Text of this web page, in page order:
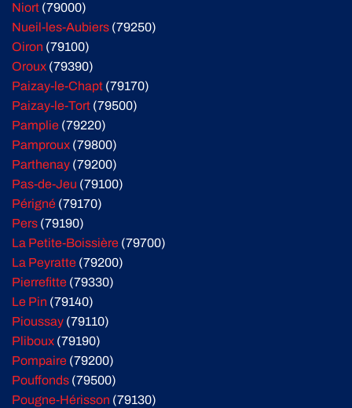
Niort (79000)
Nueil-les-Aubiers (79250)
Oiron (79100)
Oroux (79390)
Paizay-le-Chapt (79170)
Paizay-le-Tort (79500)
Pamplie (79220)
Pamproux (79800)
Parthenay (79200)
Pas-de-Jeu (79100)
Périgné (79170)
Pers (79190)
La Petite-Boissière (79700)
La Peyratte (79200)
Pierrefitte (79330)
Le Pin (79140)
Pioussay (79110)
Pliboux (79190)
Pompaire (79200)
Pouffonds (79500)
Pougne-Hérisson (79130)